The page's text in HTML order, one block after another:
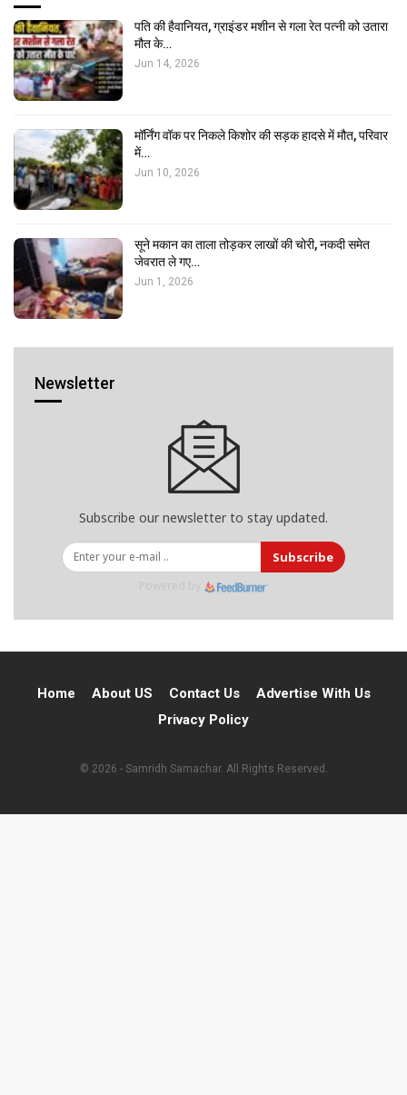
पति की हैवानियत, ग्राइंडर मशीन से गला रेत पत्नी को उतारा
मौत के…
Jun 14, 2026
मॉर्निंग वॉक पर निकले किशोर की सड़क हादसे में मौत, परिवार
में…
Jun 10, 2026
सूने मकान का ताला तोड़कर लाखों की चोरी, नकदी समेत
जेवरात ले गए…
Jun 1, 2026
Newsletter
Subscribe our newsletter to stay updated.
Subscribe
Home About US Contact Us
Advertise With Us
Privacy Policy
© 2026 - Samridh Samachar. All Rights Reserved.